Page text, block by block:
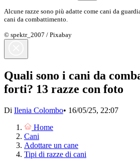
Alcune razze sono più adatte come cani da
cani da combattimento.
© spektr_2007 / Pixabay
Quali sono i cani da
forti? 13 razze con foto
Di Ilenia Colombo• 16/05/25, 22:07
Home
Cani
Adottare un cane
Tipi di razze di cani